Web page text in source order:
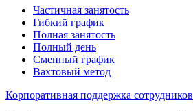
Частичная занятость
Гибкий график
Полная занятость
Полный день
Сменный график
Вахтовый метод
Корпоративная поддержка сотрудников